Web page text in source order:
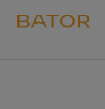
II gatunku
stalowe
krajowa nr 25.